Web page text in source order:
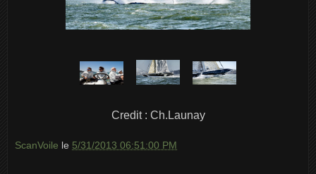
Credit : Ch.Launay
ScanVoile le 5/31/2013 06:51:00 PM